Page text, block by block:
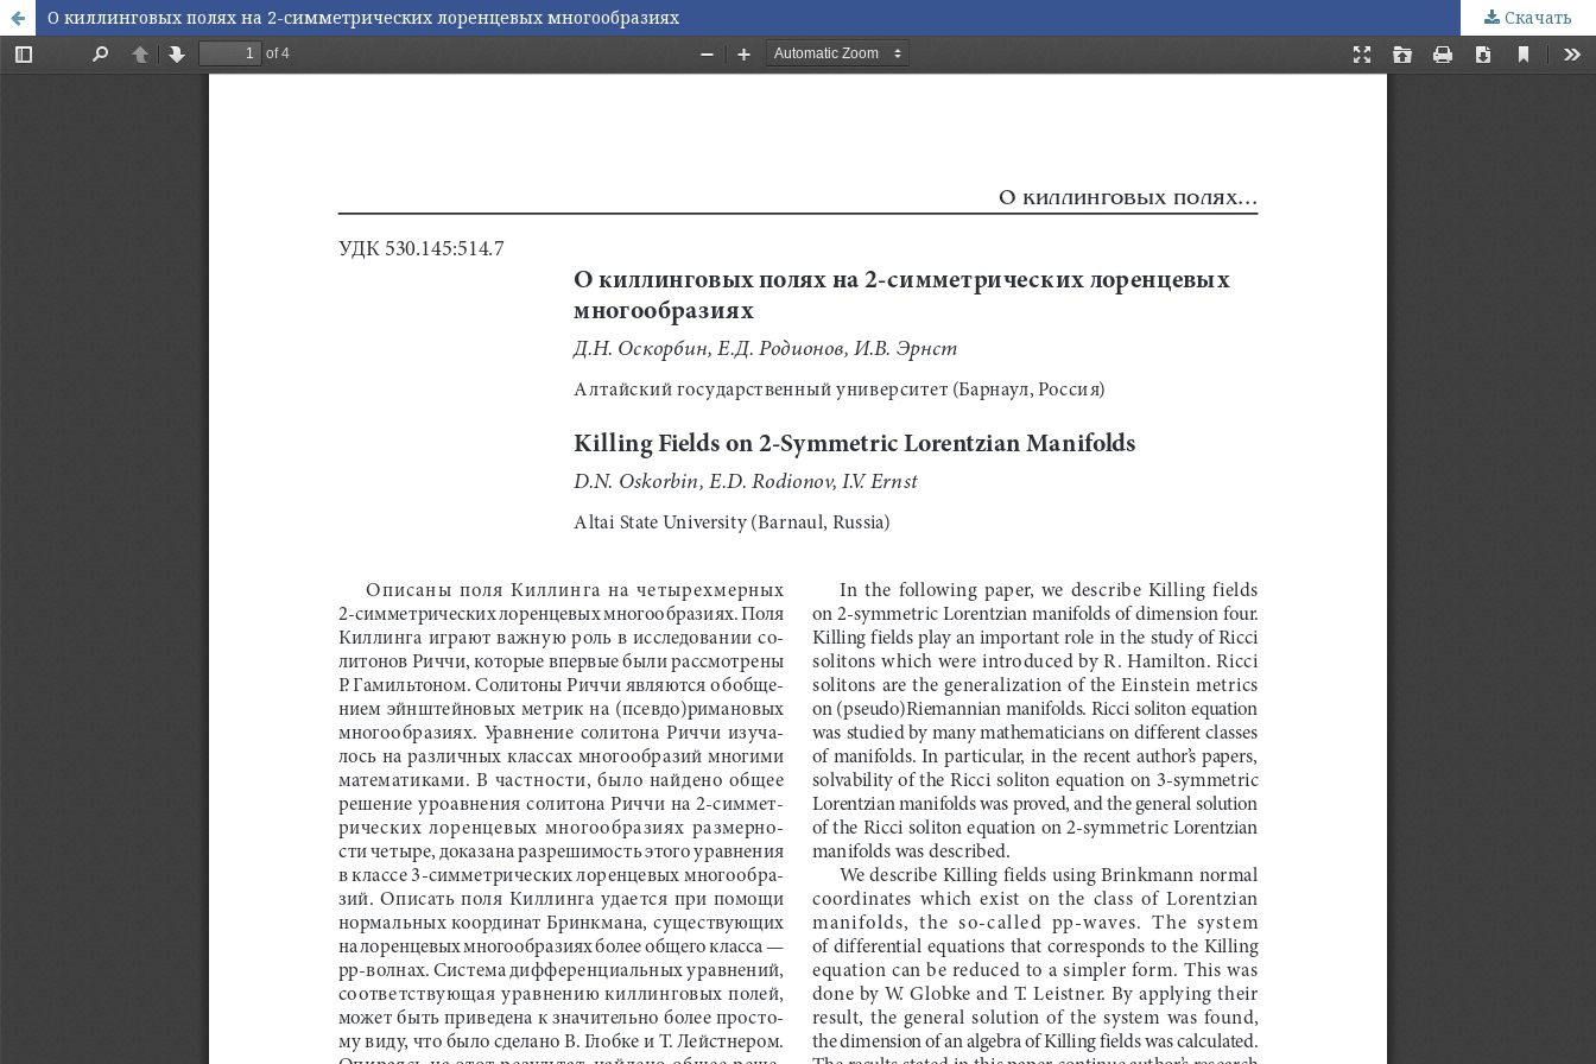
О киллинговых полях на 2-симметрических лоренцевых многообразиях Скачать